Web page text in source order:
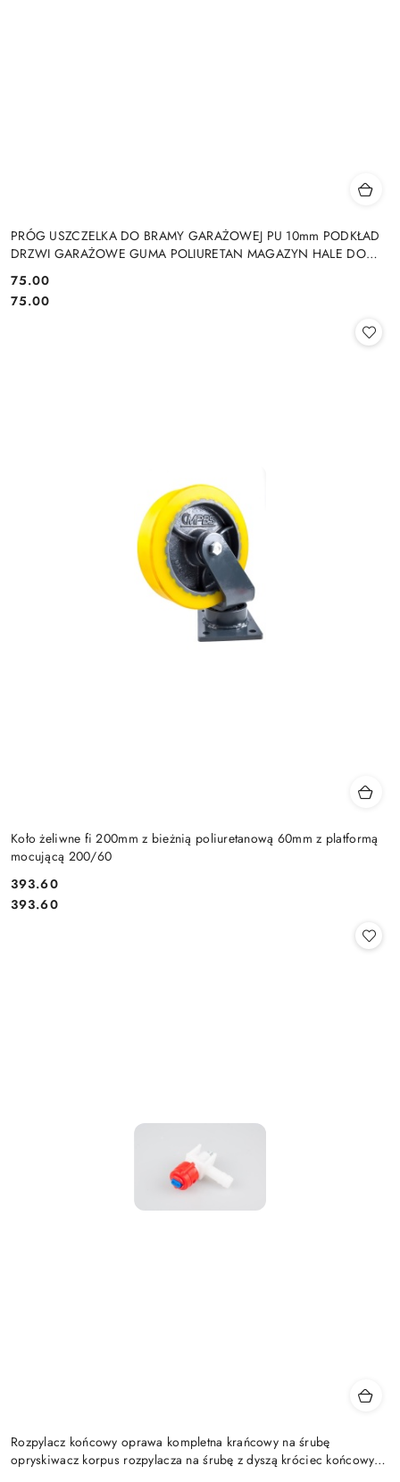
PRÓG USZCZELKA DO BRAMY GARAŻOWEJ PU 10mm PODKŁAD
DRZWI GARAŻOWE GUMA POLIURETAN MAGAZYN HALE DO
Cena:
75.00
Cena:
75.00
Koło żeliwne fi 200mm z bieżnią poliuretanową 60mm z platformą
mocującą 200/60
Cena:
393.60
Cena:
393.60
Rozpylacz końcowy oprawa kompletna krańcowy na śrubę
opryskiwacz korpus rozpylacza na śrubę z dyszą króciec końcowy